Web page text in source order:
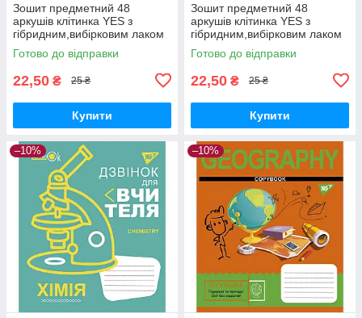
Зошит предметний 48
аркушів клітинка YES з
гібридним,вибірковим лаком
ХІМІЯ (Doodle board)
Готово до відправки
22,50 ₴ 25 ₴
Купити
Зошит предметний 48
аркушів клітинка YES з
гібридним,вибірковим лаком
ГЕОГРАФІЯ (Fun school
subjects)
Готово до відправки
22,50 ₴ 25 ₴
Купити
–10% –10%